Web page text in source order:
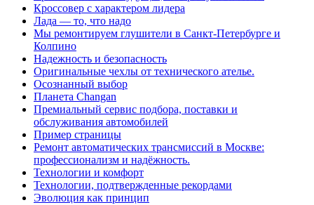
Кроссовер с характером лидера
Лада — то, что надо
Мы ремонтируем глушители в Санкт-Петербурге и
Колпино
Надежность и безопасность
Оригинальные чехлы от технического ателье.
Осознанный выбор
Планета Changan
Премиальный сервис подбора, поставки и
обслуживания автомобилей
Пример страницы
Ремонт автоматических трансмиссий в Москве:
профессионализм и надёжность.
Технологии и комфорт
Технологии, подтвержденные рекордами
Эволюция как принцип